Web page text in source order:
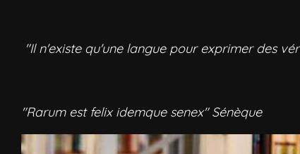
"Il n'existe qu'une langue pour exprimer des
"Rarum est felix idemque senex" Sénèque